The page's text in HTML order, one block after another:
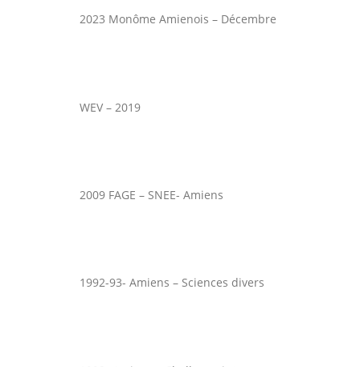
2023 Monôme Amienois – Décembre
WEV – 2019
2009 FAGE – SNEE- Amiens
1992-93- Amiens – Sciences divers